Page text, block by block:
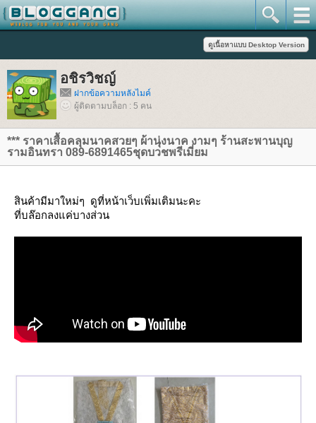
อชิรวิชญ์
ฝากข้อความหลังไมค์
ผู้ติดตามบล็อก : 5 คน
*** ราคาเสื้อคลุมนาคสวยๆ ผ้านุ่งนาค งามๆ ร้านสะพานบุญ
รามอินทรา 089-6891465ชุดบวชพรีเมี่ยม
สินค้ามีมาใหม่ๆ ดูที่หน้าเว็บเพิ่มเติมนะคะ
ที่บล๊อกลงแค่บางส่วน